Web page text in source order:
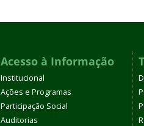
Acesso à Informação
Institucional
Ações e Programas
Participação Social
Auditorias